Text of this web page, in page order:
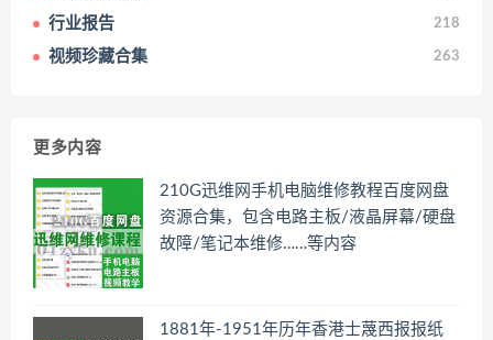
行业报告 218
视频珍藏合集 263
更多内容
210G迅维网手机电脑维修教程百度网盘
资源合集，包含电路主板/液晶屏幕/硬盘
故障/笔记本维修……等内容
1881年-1951年历年香港士蔑西报报纸